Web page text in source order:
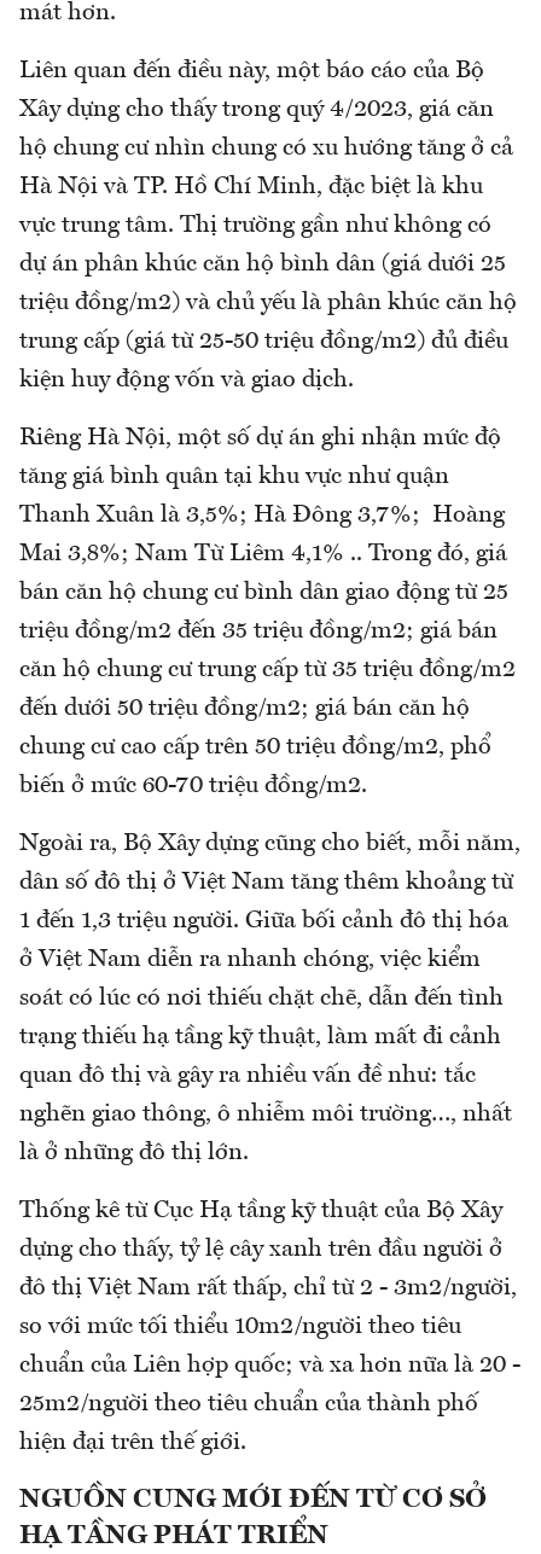
mát hơn.
Liên quan đến điều này, một báo cáo của Bộ
Xây dựng cho thấy trong quý 4/2023, giá căn
hộ chung cư nhìn chung có xu hướng tăng ở cả
Hà Nội và TP. Hồ Chí Minh, đặc biệt là khu
vực trung tâm. Thị trường gần như không có
dự án phân khúc căn hộ bình dân (giá dưới 25
triệu đồng/m2) và chủ yếu là phân khúc căn hộ
trung cấp (giá từ 25-50 triệu đồng/m2) đủ điều
kiện huy động vốn và giao dịch.
Riêng Hà Nội, một số dự án ghi nhận mức độ
tăng giá bình quân tại khu vực như quận
Thanh Xuân là 3,5%; Hà Đông 3,7%; Hoàng
Mai 3,8%; Nam Từ Liêm 4,1% .. Trong đó, giá
bán căn hộ chung cư bình dân giao động từ 25
triệu đồng/m2 đến 35 triệu đồng/m2; giá bán
căn hộ chung cư trung cấp từ 35 triệu đồng/m2
đến dưới 50 triệu đồng/m2; giá bán căn hộ
chung cư cao cấp trên 50 triệu đồng/m2, phổ
biến ở mức 60-70 triệu đồng/m2.
Ngoài ra, Bộ Xây dựng cũng cho biết, mỗi năm,
dân số đô thị ở Việt Nam tăng thêm khoảng từ
1 đến 1,3 triệu người. Giữa bối cảnh đô thị hóa
ở Việt Nam diễn ra nhanh chóng, việc kiểm
soát có lúc có nơi thiếu chặt chẽ, dẫn đến tình
trạng thiếu hạ tầng kỹ thuật, làm mất đi cảnh
quan đô thị và gây ra nhiều vấn đề như: tắc
nghẽn giao thông, ô nhiễm môi trường…, nhất
là ở những đô thị lớn.
Thống kê từ Cục Hạ tầng kỹ thuật của Bộ Xây
dựng cho thấy, tỷ lệ cây xanh trên đầu người ở
đô thị Việt Nam rất thấp, chỉ từ 2 - 3m2/người,
so với mức tối thiểu 10m2/người theo tiêu
chuẩn của Liên hợp quốc; và xa hơn nữa là 20 -
25m2/người theo tiêu chuẩn của thành phố
hiện đại trên thế giới.
NGUỒN CUNG MỚI ĐẾN TỪ CƠ SỞ
HẠ TẦNG PHÁT TRIỂN